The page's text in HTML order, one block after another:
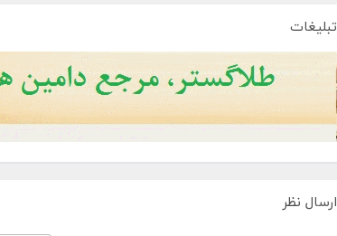
تبلیغات
ارسال نظر